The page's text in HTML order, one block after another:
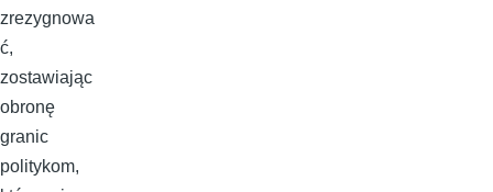
zrezygnowa
ć,
zostawiając
obronę
granic
politykom,